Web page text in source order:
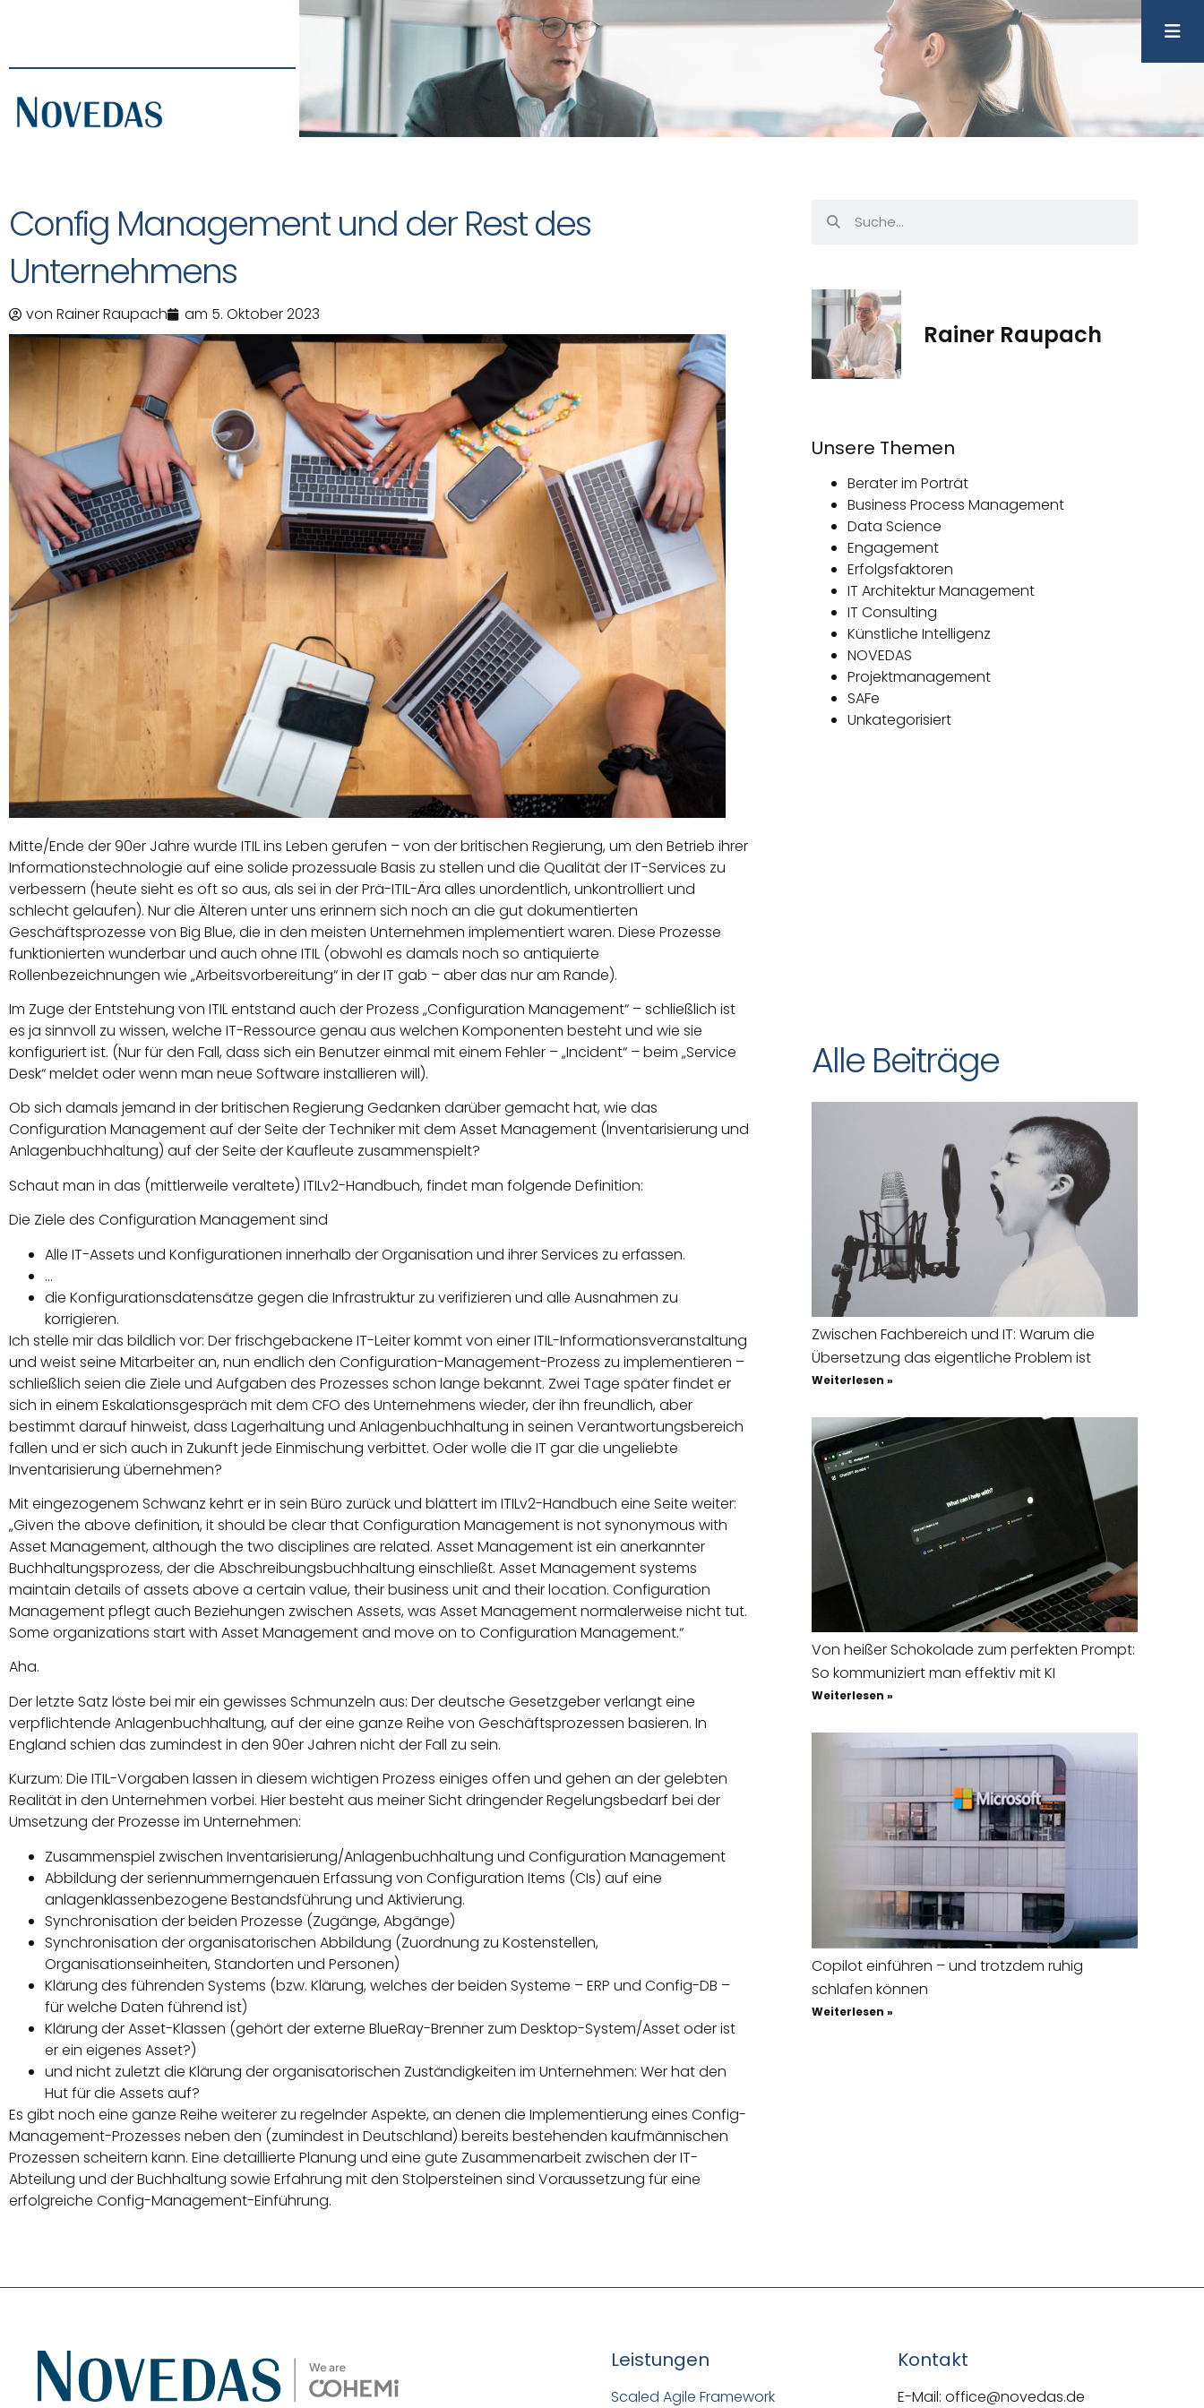
Config Management und der Rest des
Unternehmens
von Rainer Raupach am 5. Oktober 2023
Mitte/Ende der 90er Jahre wurde ITIL ins Leben gerufen – von der britischen Regierung, um den Betrieb ihrer
Informationstechnologie auf eine solide prozessuale Basis zu stellen und die Qualität der IT-Services zu
verbessern (heute sieht es oft so aus, als sei in der Prä-ITIL-Ära alles unordentlich, unkontrolliert und
schlecht gelaufen). Nur die Älteren unter uns erinnern sich noch an die gut dokumentierten
Geschäftsprozesse von Big Blue, die in den meisten Unternehmen implementiert waren. Diese Prozesse
funktionierten wunderbar und auch ohne ITIL (obwohl es damals noch so antiquierte
Rollenbezeichnungen wie „Arbeitsvorbereitung“ in der IT gab – aber das nur am Rande).
Im Zuge der Entstehung von ITIL entstand auch der Prozess „Configuration Management“ – schließlich ist
es ja sinnvoll zu wissen, welche IT-Ressource genau aus welchen Komponenten besteht und wie sie
konfiguriert ist. (Nur für den Fall, dass sich ein Benutzer einmal mit einem Fehler – „Incident“ – beim „Service
Desk“ meldet oder wenn man neue Software installieren will).
Ob sich damals jemand in der britischen Regierung Gedanken darüber gemacht hat, wie das
Configuration Management auf der Seite der Techniker mit dem Asset Management (Inventarisierung und
Anlagenbuchhaltung) auf der Seite der Kaufleute zusammenspielt?
Schaut man in das (mittlerweile veraltete) ITILv2-Handbuch, findet man folgende Definition:
Die Ziele des Configuration Management sind
Alle IT-Assets und Konfigurationen innerhalb der Organisation und ihrer Services zu erfassen.
…
die Konfigurationsdatensätze gegen die Infrastruktur zu verifizieren und alle Ausnahmen zu
korrigieren.
Ich stelle mir das bildlich vor: Der frischgebackene IT-Leiter kommt von einer ITIL-Informationsveranstaltung
und weist seine Mitarbeiter an, nun endlich den Configuration-Management-Prozess zu implementieren –
schließlich seien die Ziele und Aufgaben des Prozesses schon lange bekannt. Zwei Tage später findet er
sich in einem Eskalationsgespräch mit dem CFO des Unternehmens wieder, der ihn freundlich, aber
bestimmt darauf hinweist, dass Lagerhaltung und Anlagenbuchhaltung in seinen Verantwortungsbereich
fallen und er sich auch in Zukunft jede Einmischung verbittet. Oder wolle die IT gar die ungeliebte
Inventarisierung übernehmen?
Mit eingezogenem Schwanz kehrt er in sein Büro zurück und blättert im ITILv2-Handbuch eine Seite weiter:
„Given the above definition, it should be clear that Configuration Management is not synonymous with
Asset Management, although the two disciplines are related. Asset Management ist ein anerkannter
Buchhaltungsprozess, der die Abschreibungsbuchhaltung einschließt. Asset Management systems
maintain details of assets above a certain value, their business unit and their location. Configuration
Management pflegt auch Beziehungen zwischen Assets, was Asset Management normalerweise nicht tut.
Some organizations start with Asset Management and move on to Configuration Management.“
Aha.
Der letzte Satz löste bei mir ein gewisses Schmunzeln aus: Der deutsche Gesetzgeber verlangt eine
verpflichtende Anlagenbuchhaltung, auf der eine ganze Reihe von Geschäftsprozessen basieren. In
England schien das zumindest in den 90er Jahren nicht der Fall zu sein.
Kurzum: Die ITIL-Vorgaben lassen in diesem wichtigen Prozess einiges offen und gehen an der gelebten
Realität in den Unternehmen vorbei. Hier besteht aus meiner Sicht dringender Regelungsbedarf bei der
Umsetzung der Prozesse im Unternehmen:
Zusammenspiel zwischen Inventarisierung/Anlagenbuchhaltung und Configuration Management
Abbildung der seriennummerngenauen Erfassung von Configuration Items (CIs) auf eine
anlagenklassenbezogene Bestandsführung und Aktivierung.
Synchronisation der beiden Prozesse (Zugänge, Abgänge)
Synchronisation der organisatorischen Abbildung (Zuordnung zu Kostenstellen,
Organisationseinheiten, Standorten und Personen)
Klärung des führenden Systems (bzw. Klärung, welches der beiden Systeme – ERP und Config-DB –
für welche Daten führend ist)
Klärung der Asset-Klassen (gehört der externe BlueRay-Brenner zum Desktop-System/Asset oder ist
er ein eigenes Asset?)
und nicht zuletzt die Klärung der organisatorischen Zuständigkeiten im Unternehmen: Wer hat den
Hut für die Assets auf?
Es gibt noch eine ganze Reihe weiterer zu regelnder Aspekte, an denen die Implementierung eines Config-
Management-Prozesses neben den (zumindest in Deutschland) bereits bestehenden kaufmännischen
Prozessen scheitern kann. Eine detaillierte Planung und eine gute Zusammenarbeit zwischen der IT-
Abteilung und der Buchhaltung sowie Erfahrung mit den Stolpersteinen sind Voraussetzung für eine
erfolgreiche Config-Management-Einführung.
Rainer Raupach
Unsere Themen
Berater im Porträt
Business Process Management
Data Science
Engagement
Erfolgsfaktoren
IT Architektur Management
IT Consulting
Künstliche Intelligenz
NOVEDAS
Projektmanagement
SAFe
Unkategorisiert
Alle Beiträge
Zwischen Fachbereich und IT: Warum die
Übersetzung das eigentliche Problem ist
Weiterlesen »
Von heißer Schokolade zum perfekten Prompt:
So kommuniziert man effektiv mit KI
Weiterlesen »
Copilot einführen – und trotzdem ruhig
schlafen können
Weiterlesen »
Leistungen
Scaled Agile Framework
Kontakt
E-Mail: office@novedas.de